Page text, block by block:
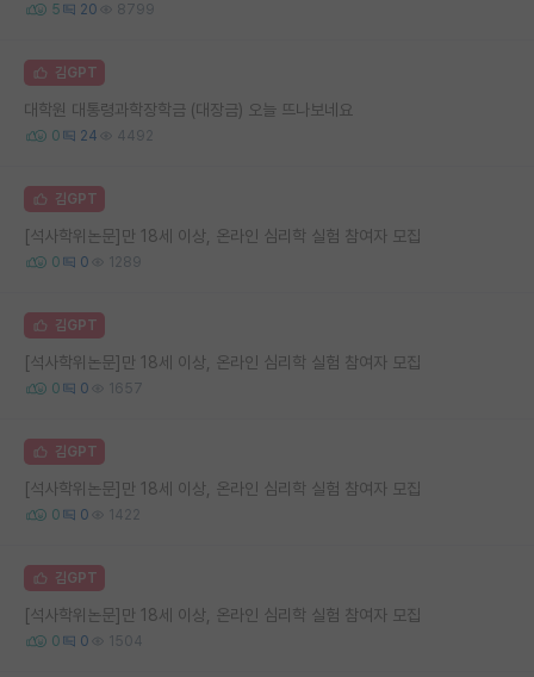
5 20 8799
김GPT
대학원 대통령과학장학금 (대장금) 오늘 뜨나보네요
0 24 4492
김GPT
[석사학위논문]만 18세 이상, 온라인 심리학 실험 참여자 모집
0 0 1289
김GPT
[석사학위논문]만 18세 이상, 온라인 심리학 실험 참여자 모집
0 0 1657
김GPT
[석사학위논문]만 18세 이상, 온라인 심리학 실험 참여자 모집
0 0 1422
김GPT
[석사학위논문]만 18세 이상, 온라인 심리학 실험 참여자 모집
0 0 1504